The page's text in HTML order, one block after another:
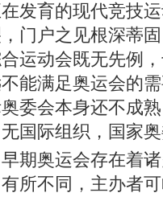
育的现代竞技运
门户之见根深蒂
运动会既无先例
能满足奥运会的
委会本身还不成
国际组织，国家
奥运会存在着诸
所不同，主办者